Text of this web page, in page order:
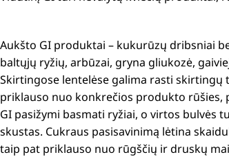
Aukšto GI produktai – kukurūzų dribsniai
baltųjų ryžių, arbūzai, gryna gliukozė,
Skirtingose lentelėse galima rasti
priklauso nuo konkrečios produkto rūšies,
GI pasižymi basmati ryžiai, o virtos bulvės
skustas. Cukraus pasisavinimą lėtina
taip pat priklauso nuo rūgščių ir druskų